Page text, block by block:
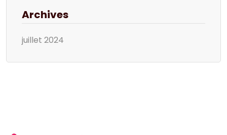
Archives
juillet 2024